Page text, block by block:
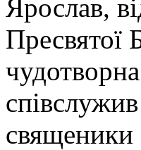
Ярослав,
Пресвятої
священики